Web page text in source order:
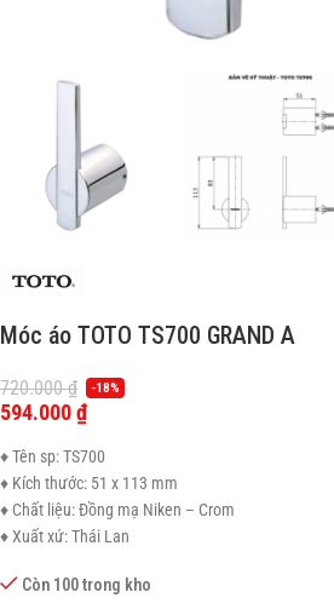
Móc áo TOTO TS700 GRAND A
720.000₫ -18%
594.000₫
♦ Tên sp: TS700
♦ Kích thước: 51 x 113 mm
♦ Chất liệu: Đồng mạ Niken – Crom
♦ Xuất xứ: Thái Lan
Còn 100 trong kho